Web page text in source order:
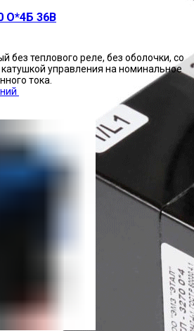
О*4Б 36В
без теплового реле, без оболочки, со
управления на номинальное
тока.